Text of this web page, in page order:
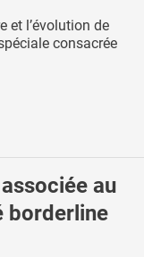
et l’évolution de
consacrée
au
borderline